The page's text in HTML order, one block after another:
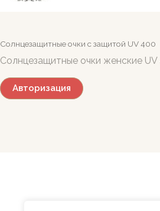
Солнцезащитные очки c защитой UV 400
Солнцезащитные очки женские UV
Авторизация